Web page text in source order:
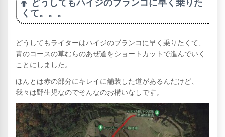
くて。。。
どうしてもライターはハイジのブランコに早く乗りたくて、
青のコースの草むらのあぜ道をショートカットで進んでいく
ことにしました。
ほんとは赤の部分にキレイに舗装した道があるんだけど、
我々は野生児なのでそんなのお構いなしです。